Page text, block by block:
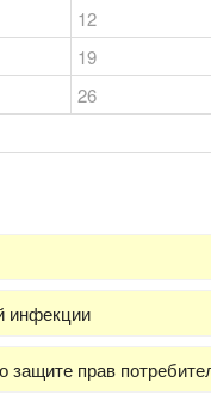
12
19
26
инфекции
защите прав